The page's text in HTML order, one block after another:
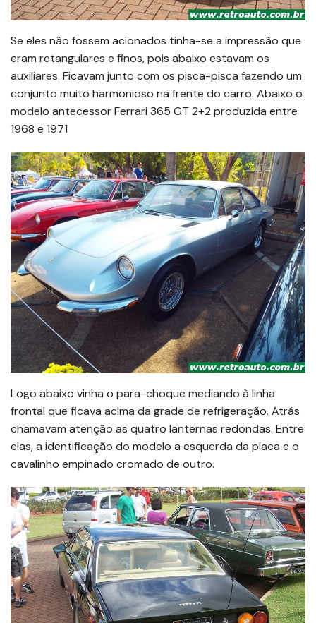
Se eles não fossem acionados tinha-se a impressão que
eram retangulares e finos, pois abaixo estavam os
auxiliares. Ficavam junto com os pisca-pisca fazendo um
conjunto muito harmonioso na frente do carro. Abaixo o
modelo antecessor Ferrari 365 GT 2+2 produzida entre
1968 e 1971
Logo abaixo vinha o para-choque mediando à linha
frontal que ficava acima da grade de refrigeração. Atrás
chamavam atenção as quatro lanternas redondas. Entre
elas, a identificação do modelo a esquerda da placa e o
cavalinho empinado cromado de outro.